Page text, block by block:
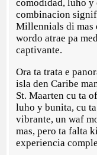
comodidad, luho
combinacion
Millennials di mas
wordo atrae pa
captivante.
Ora ta trata e
isla den Caribe
St. Maarten cu ta
luho y bunita, cu
vibrante, un waf
mas, pero ta falta
experiencia